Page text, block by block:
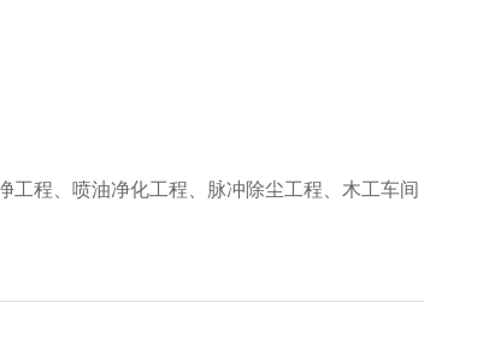
程、喷油净化工程、脉冲除尘工程、木工车间